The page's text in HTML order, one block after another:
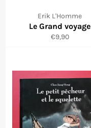
Erik L'Homme
Le Grand voyage
Prix
€9,90